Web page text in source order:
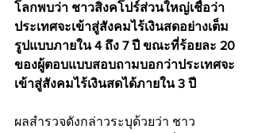
โลกพบว่า ชาวสิงคโปร์ส่วนใหญ่เชื่อว่า
ประเทศจะเข้าสู่สังคมไร้เงินสดอย่างเต็ม
รูปแบบภายใน 4 ถึง 7 ปี ขณะที่ร้อยละ 20
ของผู้ตอบแบบสอบถามบอกว่าประเทศจะ
เข้าสู่สังคมไร้เงินสดได้ภายใน 3 ปี
ผลสำรวจดังกล่าวระบุด้วยว่า ชาว